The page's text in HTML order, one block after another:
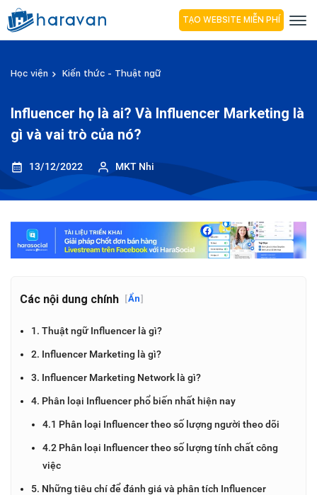
TẠO WEBSITE MIỄN PHÍ
Học viện Kiến thức - Thuật ngữ
Influencer họ là ai? Và Influencer Marketing là
gì và vai trò của nó?
13/12/2022 MKT Nhi
Các nội dung chính [Ẩn]
1. Thuật ngữ Influencer là gì?
2. Influencer Marketing là gì?
3. Influencer Marketing Network là gì?
4. Phân loại Influencer phổ biến nhất hiện nay
4.1 Phân loại Influencer theo số lượng người theo dõi
4.2 Phân loại Influencer theo số lượng tính chất công
việc
5. Những tiêu chí để đánh giá và phân tích Influencer